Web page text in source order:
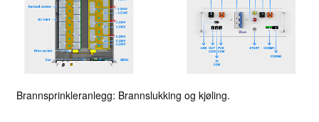
Brannsprinkleranlegg: Brannslukking og kjøling.